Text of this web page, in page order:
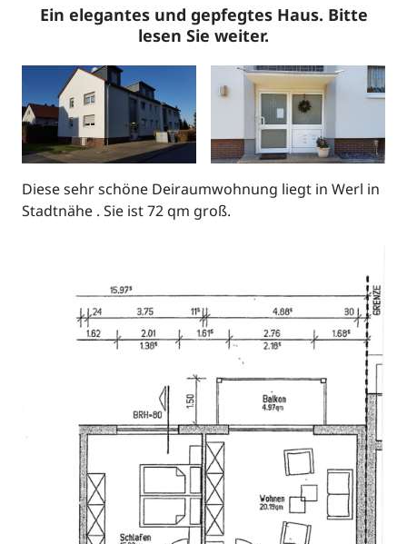
Ein elegantes und gepfegtes Haus. Bitte
lesen Sie weiter.
Diese sehr schöne Deiraumwohnung liegt in Werl in
Stadtnähe . Sie ist 72 qm groß.